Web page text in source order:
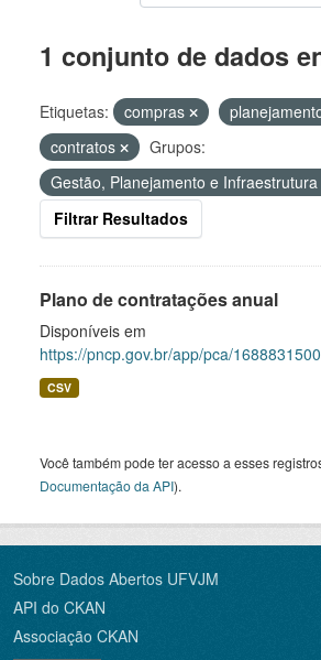
1 conjunto de dados
Etiquetas: compras
contratos
Grupos:
Gestão, Planejamento e Infraestrutura
Filtrar Resultados
Plano de contratações anual
Disponíveis em
https://pncp.gov.br/app/pca/
CSV
Você também pode ter acesso a esses
Documentação da API).
Sobre Dados Abertos UFVJM
API do CKAN
Associação CKAN